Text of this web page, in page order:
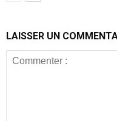
LAISSER UN